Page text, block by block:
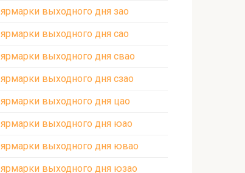
ярмарки выходного дня зао
ярмарки выходного дня сао
ярмарки выходного дня свао
ярмарки выходного дня сзао
ярмарки выходного дня цао
ярмарки выходного дня юао
ярмарки выходного дня ювао
ярмарки выходного дня юзао